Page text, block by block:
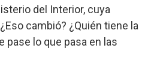
del Interior, cuya
cambió? ¿Quién tiene la
pase lo que pasa en las